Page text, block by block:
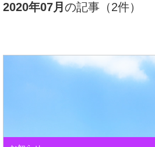
048-477-7331 受付時間
2020年07月 の記事（2件）